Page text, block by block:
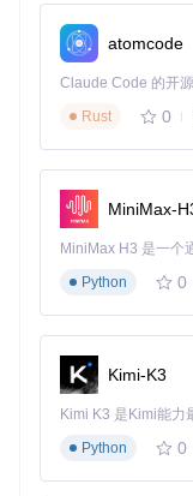
能导致重大风险，
的精准性。
制，支持：
复杂数据的多层
精细化的权限控制
操作行为的实时校
异常数据的可视
实施效果：某银行
图2：TDesign为金
区域数据展示和精准
2.2 医疗信息管理
等多维度数据，需
atomcode
Rust
0
MiniMax-
Python
0
Kimi-K3
Python
0